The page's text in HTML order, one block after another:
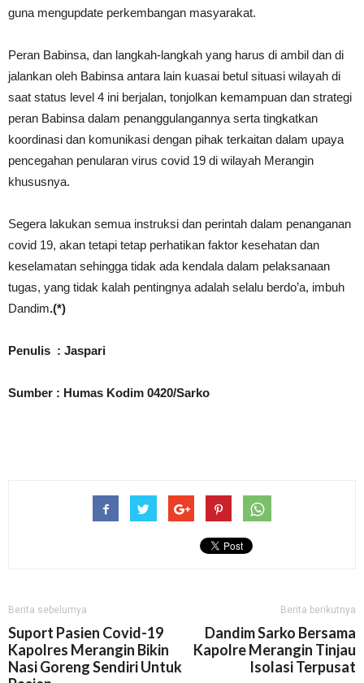
guna mengupdate perkembangan masyarakat.
Peran Babinsa, dan langkah-langkah yang harus di ambil dan di
jalankan oleh Babinsa antara lain kuasai betul situasi wilayah di
saat status level 4 ini berjalan, tonjolkan kemampuan dan strategi
peran Babinsa dalam penanggulangannya serta tingkatkan
koordinasi dan komunikasi dengan pihak terkaitan dalam upaya
pencegahan penularan virus covid 19 di wilayah Merangin
khususnya.
Segera lakukan semua instruksi dan perintah dalam penanganan
covid 19, akan tetapi tetap perhatikan faktor kesehatan dan
keselamatan sehingga tidak ada kendala dalam pelaksanaan
tugas, yang tidak kalah pentingnya adalah selalu berdo’a, imbuh
Dandim.(*)
Penulis : Jaspari
Sumber : Humas Kodim 0420/Sarko
Berita sebelumya
Suport Pasien Covid-19
Kapolres Merangin Bikin
Nasi Goreng Sendiri Untuk
Berita berikutnya
Dandim Sarko Bersama
Kapolre Merangin Tinjau
Isolasi Terpusat